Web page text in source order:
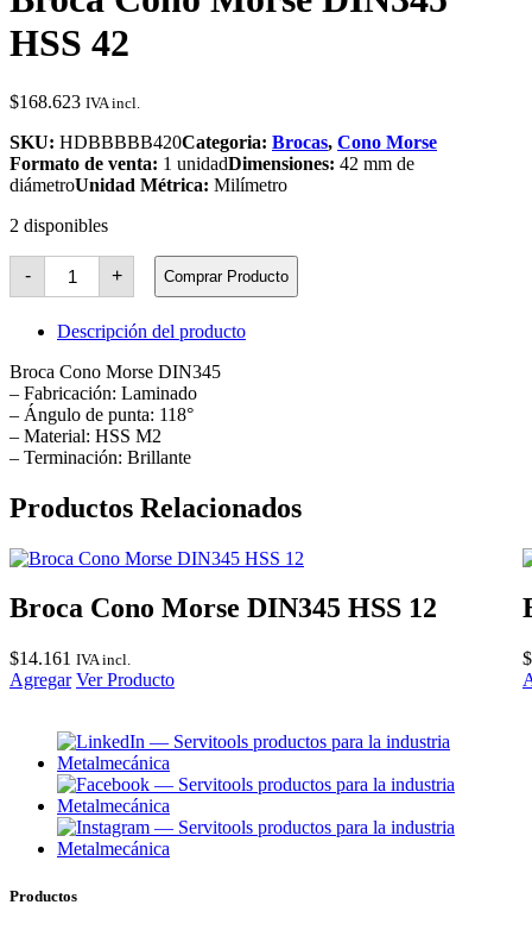
HSS 42
$168.623 IVA incl.
SKU: HDBBBBB420Categoria: Brocas, Cono Morse
Formato de venta: 1 unidadDimensiones: 42 mm de
diámetroUnidad Métrica: Milímetro
2 disponibles
-
Broca
Cono
Morse
DIN345
HSS
cantidad
+ Comprar Producto
Descripción del producto
Broca Cono Morse DIN345
– Fabricación: Laminado
– Ángulo de punta: 118°
– Material: HSS M2
– Terminación: Brillante
Productos Relacionados
Broca Cono Morse DIN345 HSS 12
$14.161 IVA incl.
Agregar Ver Producto
$
Productos